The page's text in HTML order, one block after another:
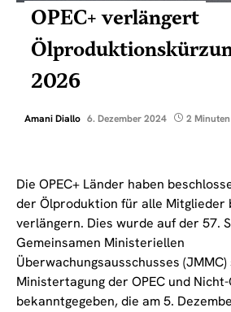
OPEC+ verlängert
2026
Amani Diallo 6. Dezember 2024 2
Die OPEC+ Länder haben
der Ölproduktion für alle Mitglieder
verlängern. Dies wurde auf der 57.
Gemeinsamen Ministeriellen
Überwachungsausschusses
Ministertagung der OPEC und Nicht-
bekanntgegeben, die am 5.